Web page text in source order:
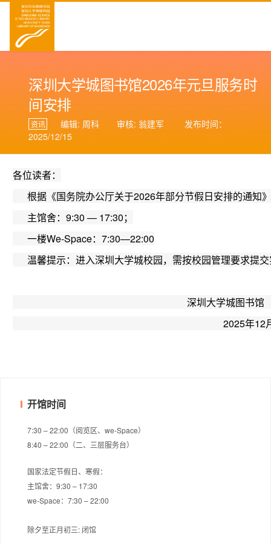
深圳大学城图书馆2026年元旦服务时
间安排
资讯 编辑: 周科 审核: 翁建军
发布时间：
2025/12/15
各位读者：
根据《国务院办公厅关于2026年部分节假日安排的通知
主馆舍：9:30 — 17:30；
一楼We-Space：7:30—22:00
温馨提示：进入深圳大学城校园，需按校园管理要求提
深圳大学城图书馆（深圳市科
2025年12月15
开馆时间
7:30 – 22:00（阅览区、we-Space）
8:40 – 22:00（二、三层服务台）
国家法定节假日、寒假：
主馆舍：9:30 – 17:30
we-Space：7:30 – 22:00
除夕至正月初三: 闭馆